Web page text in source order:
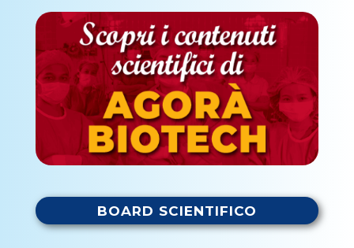
BOARD SCIENTIFICO